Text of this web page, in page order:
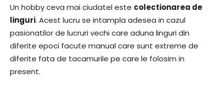
Un hobby ceva mai ciudatel este colectionarea de
linguri. Acest lucru se intampla adesea in cazul
pasionatilor de lucruri vechi care aduna linguri din
diferite epoci facute manual care sunt extreme de
diferite fata de tacamurile pe care le folosim in
present.